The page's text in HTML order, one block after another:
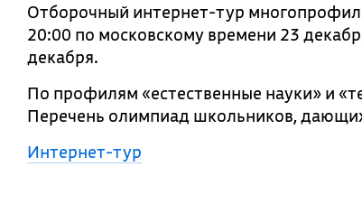
Отборочный интернет-тур
20:00 по московскому времени 23
декабря.
По профилям «естественные науки» и
Перечень олимпиад школьников,
Интернет-тур